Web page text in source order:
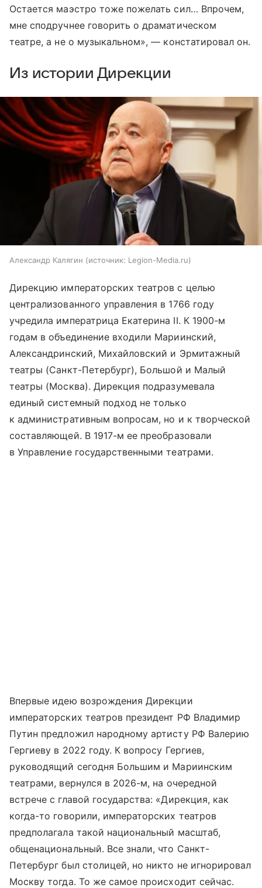
Остается маэстро тоже пожелать сил… Впрочем,
мне сподручнее говорить о драматическом
театре, а не о музыкальном», — констатировал он.
Из истории Дирекции
Александр Калягин источник: Legion-Media.ru
Дирекцию императорских театров с целью
централизованного управления в 1766 году
учредила императрица Екатерина II. К 1900-м
годам в объединение входили Мариинский,
Александринский, Михайловский и Эрмитажный
театры (Санкт-Петербург), Большой и Малый
театры (Москва). Дирекция подразумевала
единый системный подход не только
к административным вопросам, но и к творческой
составляющей. В 1917-м ее преобразовали
в Управление государственными театрами.
Впервые идею возрождения Дирекции
императорских театров президент РФ Владимир
Путин предложил народному артисту РФ Валерию
Гергиеву в 2022 году. К вопросу Гергиев,
руководящий сегодня Большим и Мариинским
театрами, вернулся в 2026-м, на очередной
встрече с главой государства: «Дирекция, как
когда-то говорили, императорских театров
предполагала такой национальный масштаб,
общенациональный. Все знали, что Санкт-
Петербург был столицей, но никто не игнорировал
Москву тогда. То же самое происходит сейчас.